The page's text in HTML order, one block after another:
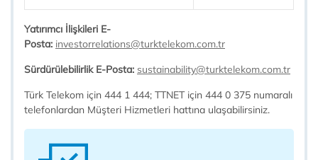
Yatırımcı İlişkileri E-
Posta: investorrelations@turktelekom.com.tr
Sürdürülebilirlik E-Posta: sustainability@turktelekom.com.tr
Türk Telekom için 444 1 444; TTNET için 444 0 375 numaralı
telefonlardan Müşteri Hizmetleri hattına ulaşabilirsiniz.